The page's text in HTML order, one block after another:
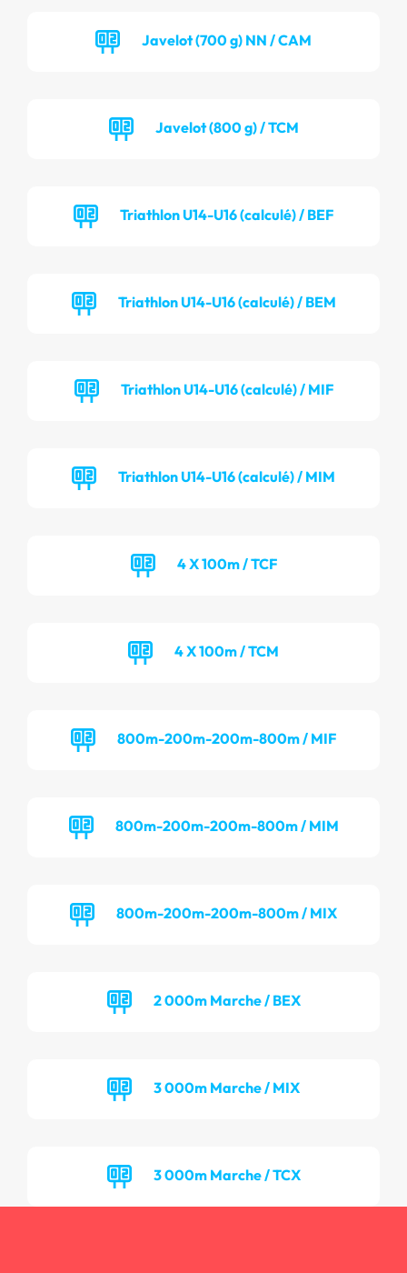
Javelot (700 g) NN / CAM
Javelot (800 g) / TCM
Triathlon U14-U16 (calculé) / BEF
Triathlon U14-U16 (calculé) / BEM
Triathlon U14-U16 (calculé) / MIF
Triathlon U14-U16 (calculé) / MIM
4 X 100m / TCF
4 X 100m / TCM
800m-200m-200m-800m / MIF
800m-200m-200m-800m / MIM
800m-200m-200m-800m / MIX
2 000m Marche / BEX
3 000m Marche / MIX
3 000m Marche / TCX